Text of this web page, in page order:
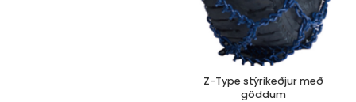
Z-Type stýrikeðjur með
göddum